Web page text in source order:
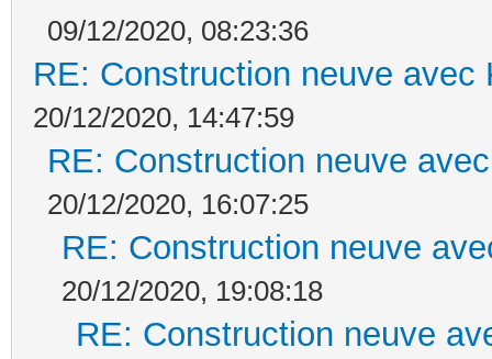
09/12/2020, 08:23:36
RE: Construction neuve avec
20/12/2020, 14:47:59
RE: Construction neuve
20/12/2020, 16:07:25
RE: Construction neuve
20/12/2020, 19:08:18
RE: Construction neuve